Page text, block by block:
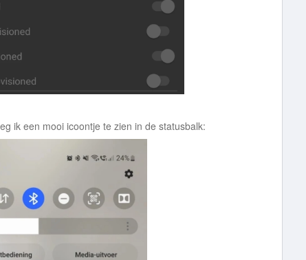
ik een mooi icoontje te zien in de statusbalk: